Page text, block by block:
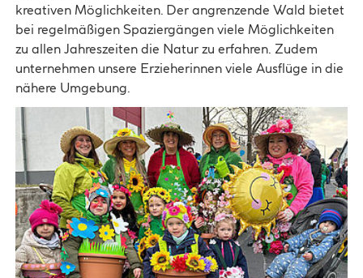
kreativen Möglichkeiten. Der angrenzende Wald bietet
bei regelmäßigen Spaziergängen viele Möglichkeiten
zu allen Jahreszeiten die Natur zu erfahren. Zudem
unternehmen unsere Erzieherinnen viele Ausflüge in die
nähere Umgebung.